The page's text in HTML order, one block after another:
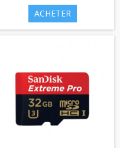
ACHETER